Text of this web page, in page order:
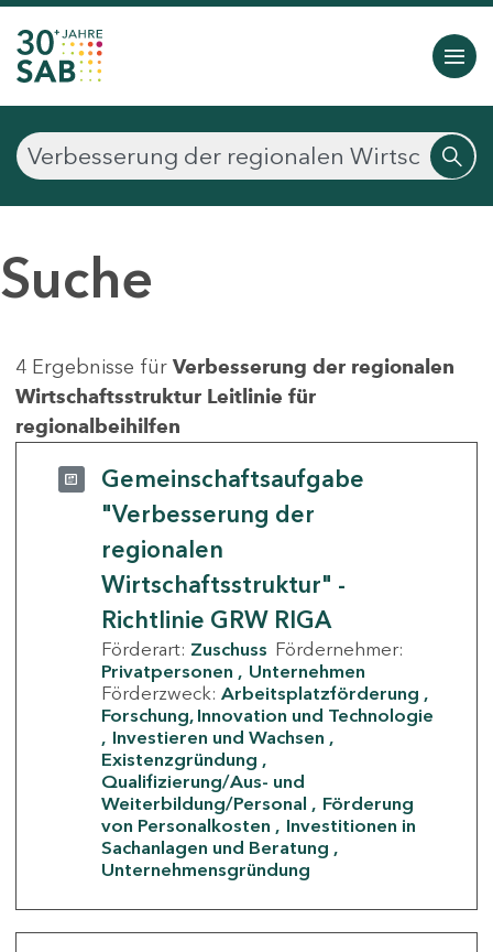
Suche
4 Ergebnisse für Verbesserung der regionalen
Wirtschaftsstruktur Leitlinie für
regionalbeihilfen
Gemeinschaftsaufgabe
"Verbesserung der
regionalen
Wirtschaftsstruktur" -
Richtlinie GRW RIGA
Förderart: Zuschuss Fördernehmer:
Privatpersonen
Unternehmen
Förderzweck: Arbeitsplatzförderung
Forschung, Innovation und Technologie
Investieren und Wachsen
Existenzgründung
Qualifizierung/Aus- und
Weiterbildung/Personal
Förderung
von Personalkosten
Investitionen in
Sachanlagen und Beratung
Unternehmensgründung